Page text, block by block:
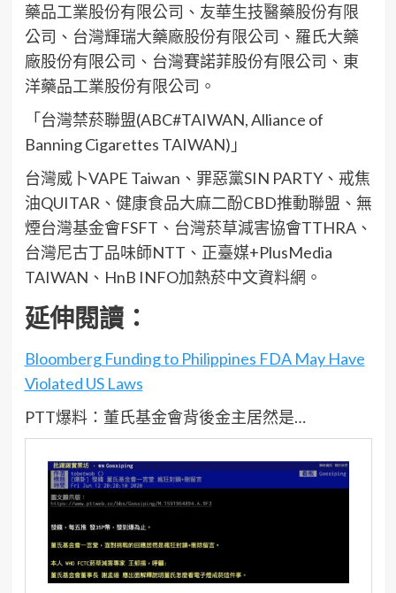
藥品工業股份有限公司、友華生技醫藥股份有限
公司、台灣輝瑞大藥廠股份有限公司、羅氏大藥
廠股份有限公司、台灣賽諾菲股份有限公司、東
洋藥品工業股份有限公司。
「台灣禁菸聯盟(ABC#TAIWAN, Alliance of
Banning Cigarettes TAIWAN)」
台灣威卜VAPE Taiwan、罪惡黨SIN PARTY、戒焦
油QUITAR、健康食品大麻二酚CBD推動聯盟、無
煙台灣基金會FSFT、台灣菸草減害協會TTHRA、
台灣尼古丁品味師NTT、正臺媒+PlusMedia
TAIWAN、HnB INFO加熱菸中文資料網。
延伸閱讀：
Bloomberg Funding to Philippines FDA May Have
Violated US Laws
PTT爆料：董氏基金會背後金主居然是…